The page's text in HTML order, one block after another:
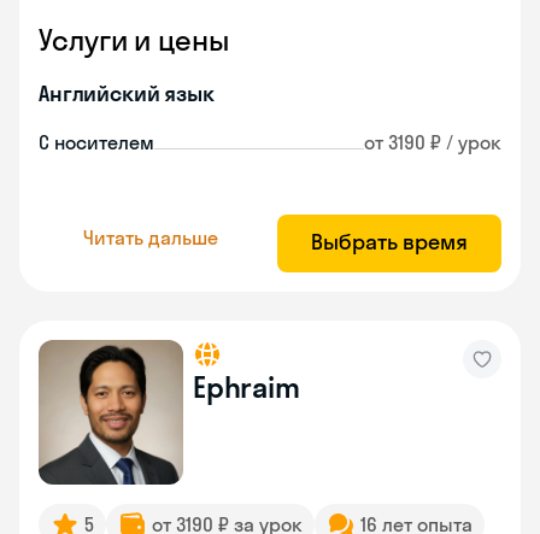
Услуги и цены
Английский язык
С носителем от 3190 ₽ / урок
Читать дальше Выбрать время
Ephraim
5 от 3190 ₽ за урок
16 лет опыта